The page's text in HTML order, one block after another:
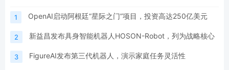
1 OpenAI启动阿根廷“星际之门”项目，投资高达250亿美元
2 新益昌发布具身智能机器人HOSON-Robot，列为战略核心
3 FigureAI发布第三代机器人，演示家庭任务灵活性